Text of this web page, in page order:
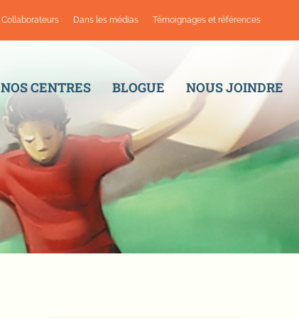
Collaborateurs Dans les médias Témoignages et références
NOS CENTRES BLOGUE NOUS JOINDRE